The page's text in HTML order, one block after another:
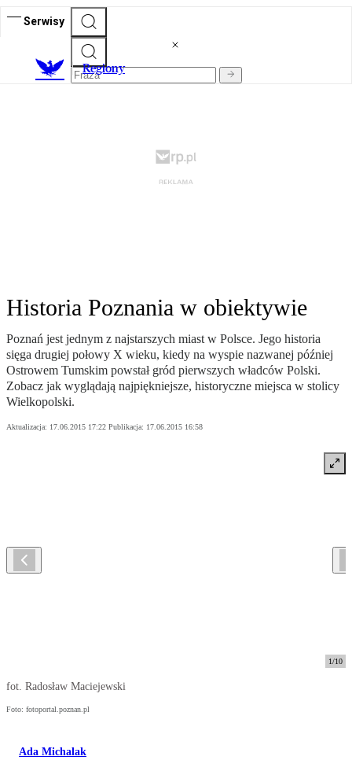
Serwisy
Regiony
Historia Poznania w obiektywie
Poznań jest jednym z najstarszych miast w Polsce. Jego historia
sięga drugiej połowy X wieku, kiedy na wyspie nazwanej później
Ostrowem Tumskim powstał gród pierwszych władców Polski.
Zobacz jak wyglądają najpiękniejsze, historyczne miejsca w stolicy
Wielkopolski.
Aktualizacja: 17.06.2015 17:22 Publikacja: 17.06.2015 16:58
1/10
fot. Radosław Maciejewski
Foto: fotoportal.poznan.pl
Ada Michalak